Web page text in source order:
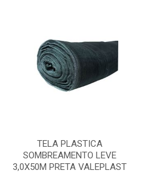
TELA PLASTICA
SOMBREAMENTO LEVE
3,0X50M PRETA VALEPLAST